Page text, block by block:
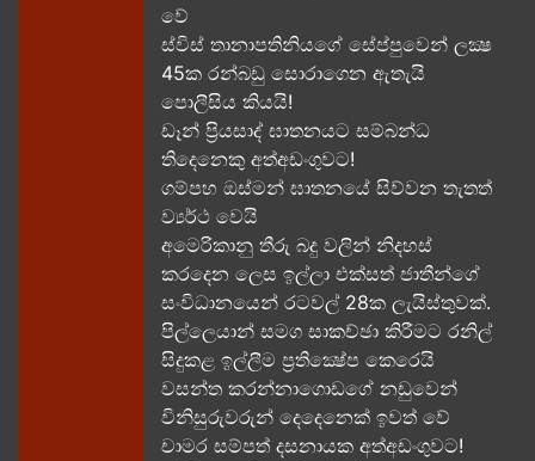
වේ
ස්විස් තානාපතිනියගේ සේප්පුවෙන් ලක්‍ෂ
45ක රන්බඩු සොරාගෙන ඇතැයි
පොලීසිය කියයි!
ඩෑන් ප්‍රියසාද් ඝාතනයට සම්බන්ධ
තිදෙනෙකු අත්අඩංගුවට​!
ගම්පහ ඔස්මන් ඝාතනයේ සිව්වන තැතත්
ව්‍යර්ථ වෙයි
අමෙරිකානු තීරු බදු වලින් නිදහස්
කරදෙන ලෙස ඉල්ලා එක්සත් ජාතීන්ගේ
සංවිධානයෙන් රටවල් 28ක ලැයිස්තුවක්.
පිල්ලෙයාන් සමග සාකච්ඡා කිරීමට රනිල්
සිදුකළ ඉල්ලීම ප්‍රතික්‍ෂේප කෙරෙයි
වසන්ත කරන්නාගොඩගේ නඩුවෙන්
විනිසුරුවරුන් දෙදෙනෙක් ඉවත් වේ
චාමර සම්පත් දසනායක අත්අඩංගුවට​!